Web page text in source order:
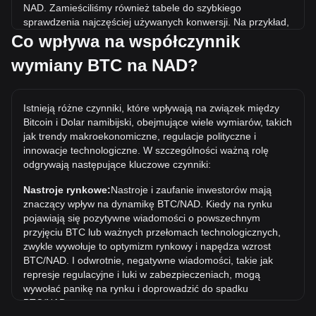
NAD. Zamieściliśmy również tabele do szybkiego
sprawdzenia najczęściej używanych konwersji. Na przykład,
5 NAD jest równoważne 0.{5}4739 BTC, natomiast 5 BTC
będzie kosztować około 5,275,620.98NAD.
Jaka jest najwyższa cena BTC/NAD w historii?
Czas pokaże, czy wartość 1 BTC/NAD przekroczy obecny
rekord wszech czasów.
Jaki jest trend cenowy w NAD?
W ciągu ostatnich 7 dni kurs wymiany Bitcoin (BTC) wzrósł o
3.91%. W ciągu ostatniego miesiąca kurs wymiany Bitcoin
(BTC) wzrósł o 5.48% w stosunku do Dolar namibijski
(NAD).
Co wpływa na współczynnik
wymiany BTC na NAD?
Istnieją różne czynniki, które wpływają na związek między
Bitcoin i Dolar namibijski, obejmujące wiele wymiarów, takich
jak trendy makroekonomiczne, regulacje polityczne i
innowacje technologiczne. W szczególności ważną rolę
odgrywają następujące kluczowe czynniki:
Nastroje rynkowe:Nastroje i zaufanie inwestorów mają
znaczący wpływ na dynamikę BTC/NAD. Kiedy na rynku
pojawiają się pozytywne wiadomości o powszechnym
przyjęciu BTC lub ważnych przełomach technologicznych,
zwykle wywołuje to optymizm rynkowy i napędza wzrost
BTC/NAD. I odwrotnie, negatywne wiadomości, takie jak
represje regulacyjne i luki w zabezpieczeniach, mogą
wywołać panikę na rynku i doprowadzić do spadku
BTC/NAD.